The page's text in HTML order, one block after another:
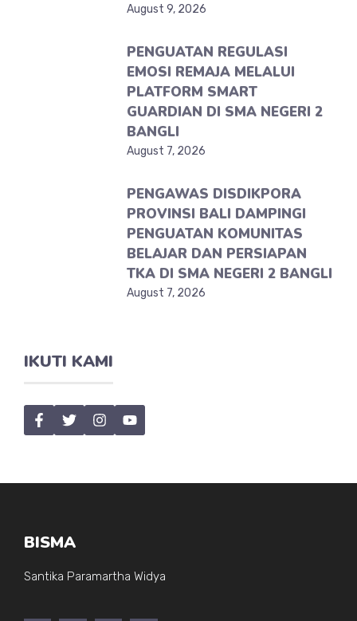
August 9, 2026
PENGUATAN REGULASI
EMOSI REMAJA MELALUI
PLATFORM SMART
GUARDIAN DI SMA NEGERI 2
BANGLI
August 7, 2026
PENGAWAS DISDIKPORA
PROVINSI BALI DAMPINGI
PENGUATAN KOMUNITAS
BELAJAR DAN PERSIAPAN
TKA DI SMA NEGERI 2 BANGLI
August 7, 2026
IKUTI KAMI
BISMA
Santika Paramartha Widya